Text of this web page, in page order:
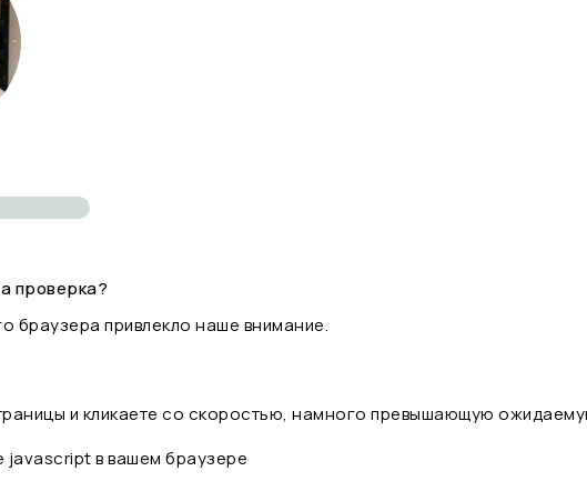
проверка?
браузера привлекло наше внимание.
и кликаете со скоростью, намного превышающую
javascript в вашем браузере